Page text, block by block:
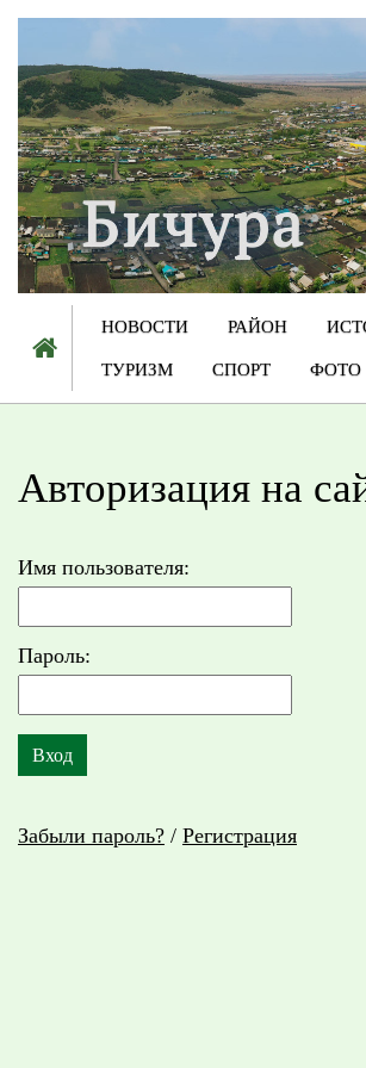
НОВОСТИ РАЙОН
ТУРИЗМ СПОРТ ФОТО
Авторизация на
Имя пользователя:
Пароль:
Забыли пароль? / Регистрация